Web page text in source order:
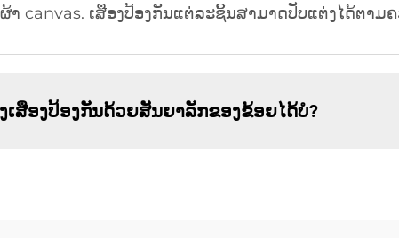
canvas. ເສືອງປ້ອງກັນແຕ່ລະຊິ້ນສາມາດປັບແຕ່ງໄດ້ຕາມ
ສືອງປ້ອງກັນດ້ວຍສັນຍາລັກຂອງຂ້ອຍໄດ້ບໍ?